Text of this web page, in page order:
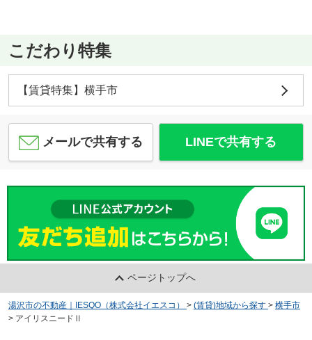
こだわり特集
【賃貸特集】横手市
メールで共有する LINEで共有する
ページトップへ
湯沢市の不動産｜IESQO（株式会社イエスコ） > (賃貸)地域から探す > 横手市
> アイリスニードⅡ